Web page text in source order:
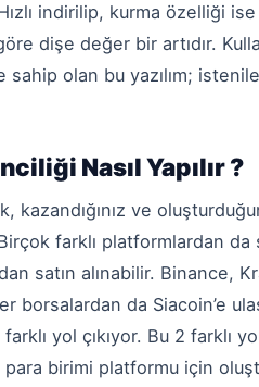
indirilip, kurma özelliği
dişe değer bir artıdır.
olan bu yazılım;
Nasıl Yapılır ?
kazandığınız ve
farklı platformlardan da
satın alınabilir. Binance,
borsalardan da Siacoin’e
yol çıkıyor. Bu 2 farklı
para birimi platformu için